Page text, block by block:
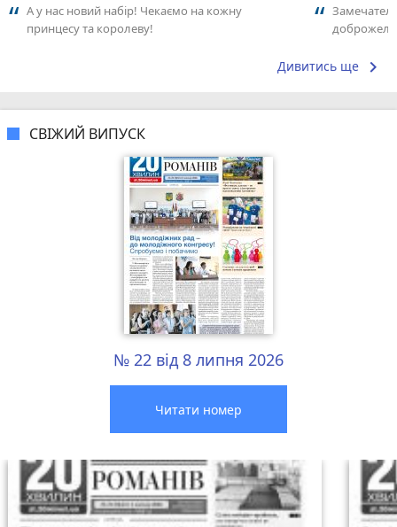
А у нас новий набір! Чекаємо на кожну
принцесу та королеву!
Дивитись ще keyboard_arrow_right
СВІЖИЙ ВИПУСК
№ 22 від 8 липня 2026
Читати номер